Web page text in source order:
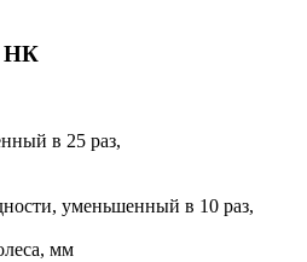
НК
в 25 раз,
уменьшенный в 10 раз,
мм